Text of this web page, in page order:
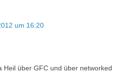
um 16:20
Heil über GFC und über networked